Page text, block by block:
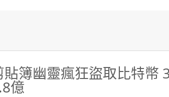
貼簿幽靈瘋狂盜取比特幣
億